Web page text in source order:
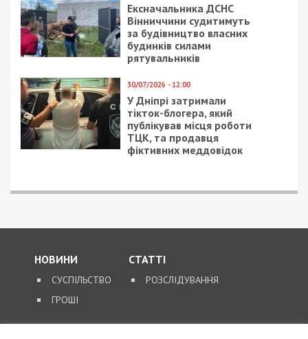
Ексначальника ДСНС
Вінниччини судитимуть
за будівництво власних
будинків силами
рятувальників
30/07/2026 - 12:00
У Дніпрі затримали
тікток-блогера, який
публікував місця роботи
ТЦК, та продавця
фіктивних меддовідок
НОВИНИ
СУСПІЛЬСТВО
ГРОШІ
СТАТТІ
РОЗСЛІДУВАННЯ